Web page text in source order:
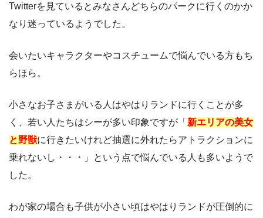
Twitterを見ているとみなさんどちらのパークに行くのかか
なり迷っているようでした。
会いたいキャラクターやコスチュームで悩んでいる方もち
らほら。
小さなお子さまがいる人はやはりランドに行くことが多
く、若い人たちはシーが多い印象ですが「 新エリアの美女
と野獣に行きたいけれど抽選に外れたらアトラクションに
乗れないし・・・」という点で悩んでいる人も多いようで
した。
わが家の場合も子供が小さい頃はやはりランドが圧倒的に